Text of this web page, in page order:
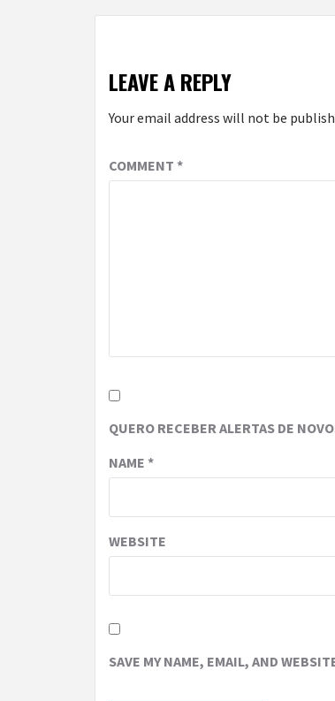
LEAVE A REPLY
Your email address will not be
COMMENT *
QUERO RECEBER ALERTAS DE
NAME *
WEBSITE
SAVE MY NAME, EMAIL, AND